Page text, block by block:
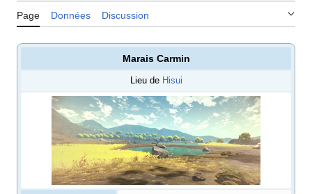
Page Données Discussion
Marais Carmin
Lieu de Hisui